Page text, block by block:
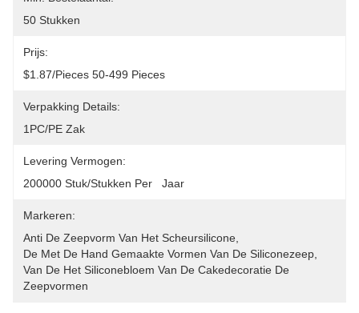
50 Stukken
Prijs:
$1.87/pieces 50-499 Pieces
Verpakking Details:
1PC/PE Zak
Levering Vermogen:
200000 Stuk/Stukken Per   Jaar
Markeren:
Anti De Zeepvorm Van Het Scheursilicone
De Met De Hand Gemaakte Vormen Van De Siliconezeep
Van De Het Siliconebloem Van De Cakedecoratie De
Zeepvormen